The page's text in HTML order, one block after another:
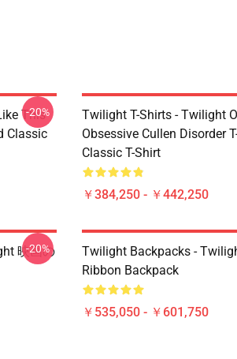
This
Classic
-20%
Twilight T-Shirts - Twilight
Obsessive Cullen Disorder
Classic T-Shirt
￥384,250 - ￥442,250
映画の
-20%
Twilight Backpacks -
Ribbon Backpack
￥535,050 - ￥601,750